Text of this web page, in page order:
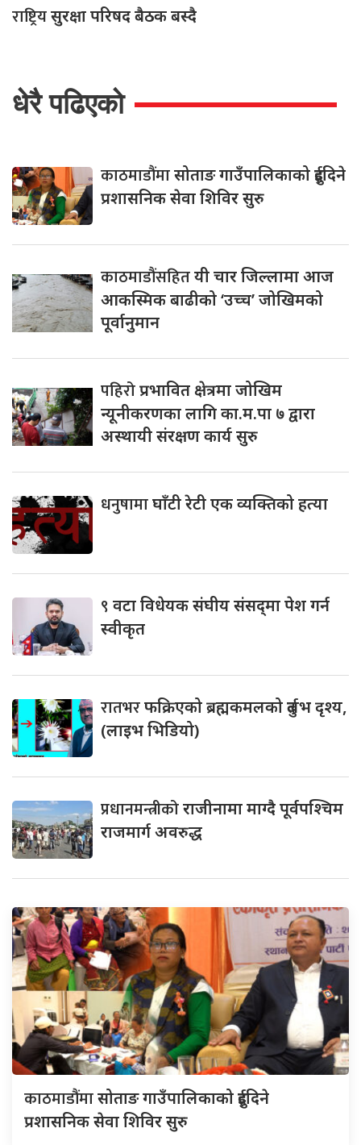
राष्ट्रियसुरक्षा परिषद बैठक बस्दै
धेरै पढिएको
काठमाडौंमासोताङ गाउँपालिकाको दुईदिने
प्रशासनिक सेवा शिविर सुरु
काठमाडौंसहितयी चार जिल्लामा आज
आकस्मिक बाढीको ‘उच्च’ जोखिमको
पूर्वानुमान
पहिरोप्रभावित क्षेत्रमा जोखिम
न्यूनीकरणका लागि का.म.पा ७ द्वारा
अस्थायी संरक्षण कार्य सुरु
धनुषामाघाँटी रेटी एक व्यक्तिको हत्या
९ वटा विधेयक संघीय संसद्‌मा पेश गर्न
स्वीकृत
रातभरफक्रिएको ब्रह्मकमलको दुर्लभ दृश्य,
(लाइभ भिडियो)
प्रधानमन्त्रीकोराजीनामा माग्दै पूर्वपश्चिम
राजमार्ग अवरुद्ध
काठमाडौंमासोताङ गाउँपालिकाको दुईदिने
प्रशासनिक सेवा शिविर सुरु